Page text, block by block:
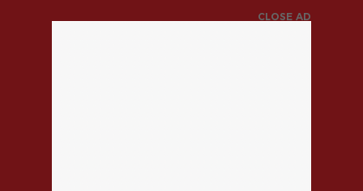
CLOSE AD